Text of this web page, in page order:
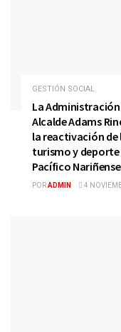
GESTIÓN SOCIAL
La Administración
Alcalde Adams
la reactivación
turismo y
Pacífico
PORADMIN 4